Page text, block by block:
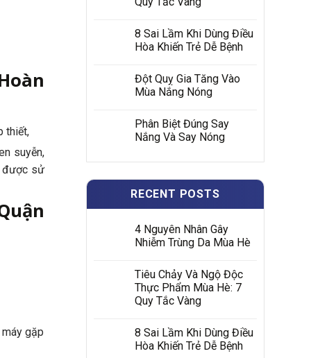
thiết,
suyễn,
được sử
gặp
8 Sai Lầm Khi Dùng Điều
Hòa Khiến Trẻ Dễ Bệnh
Đột Quỵ Gia Tăng Vào
Mùa Nắng Nóng
Phân Biệt Đúng Say
Nắng Và Say Nóng
RECENT POSTS
4 Nguyên Nhân Gây
Nhiễm Trùng Da Mùa Hè
Tiêu Chảy Và Ngộ Độc
Thực Phẩm Mùa Hè: 7
Quy Tắc Vàng
8 Sai Lầm Khi Dùng Điều
Hòa Khiến Trẻ Dễ Bệnh